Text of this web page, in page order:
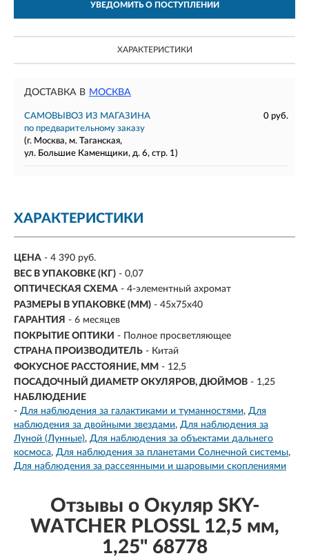
УВЕДОМИТЬ О ПОСТУПЛЕНИИ
ХАРАКТЕРИСТИКИ
ДОСТАВКА В МОСКВА
САМОВЫВОЗ ИЗ МАГАЗИНА
0 руб.
по предварительному заказу
(г. Москва, м. Таганская,
ул. Большие Каменщики, д. 6, стр. 1)
ХАРАКТЕРИСТИКИ
ЦЕНА - 4 390 руб.
ВЕС В УПАКОВКЕ (КГ) - 0,07
ОПТИЧЕСКАЯ СХЕМА - 4-элементный ахромат
РАЗМЕРЫ В УПАКОВКЕ (ММ) - 45х75х40
ГАРАНТИЯ - 6 месяцев
ПОКРЫТИЕ ОПТИКИ - Полное просветляющее
СТРАНА ПРОИЗВОДИТЕЛЬ - Китай
ФОКУСНОЕ РАССТОЯНИЕ, ММ - 12,5
ПОСАДОЧНЫЙ ДИАМЕТР ОКУЛЯРОВ, ДЮЙМОВ - 1,25
НАБЛЮДЕНИЕ
- Для наблюдения за галактиками и туманностями Для
наблюдения за двойными звездами Для наблюдения за
Луной (Лунные) Для наблюдения за объектами дальнего
космоса Для наблюдения за планетами Солнечной системы
Для наблюдения за рассеянными и шаровыми скоплениями
Отзывы о Окуляр SKY-
WATCHER PLOSSL 12,5 мм,
1,25" 68778